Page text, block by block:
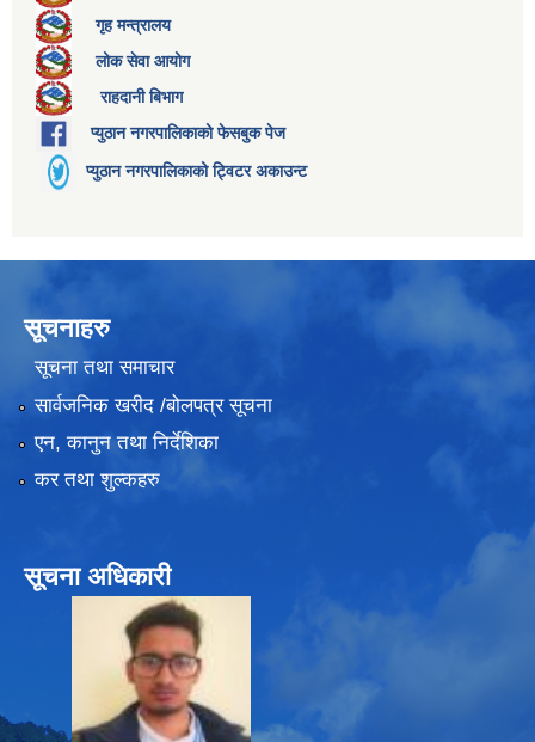
गृह मन्त्रालय
लोक सेवा आयोग
राहदानी बिभाग
प्युठान नगरपालिकाको फेसबुक पेज
प्युठान नगरपालिकाको ट्विटर अकाउन्ट
सूचनाहरु
सूचना तथा समाचार
सार्वजनिक खरीद /बोलपत्र सूचना
एन, कानुन तथा निर्देशिका
कर तथा शुल्कहरु
सूचना अधिकारी